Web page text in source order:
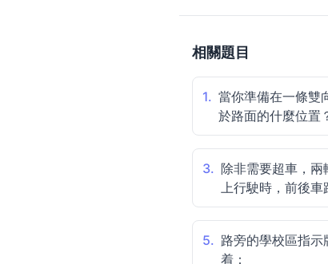
相關題目
1. 當你準備在一條雙
於路面的什麼位置
3. 除非需要超車，
上行駛時，前後車
5. 路旁的學校區指
着：